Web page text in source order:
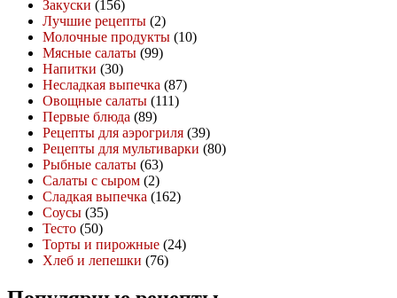
Закуски (156)
Лучшие рецепты (2)
Молочные продукты (10)
Мясные салаты (99)
Напитки (30)
Несладкая выпечка (87)
Овощные салаты (111)
Первые блюда (89)
Рецепты для аэрогриля (39)
Рецепты для мультиварки (80)
Рыбные салаты (63)
Салаты с сыром (2)
Сладкая выпечка (162)
Соусы (35)
Тесто (50)
Торты и пирожные (24)
Хлеб и лепешки (76)